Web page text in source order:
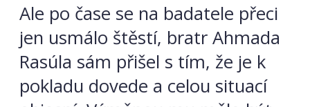
Ale po čase se na badatele přeci
jen usmálo štěstí, bratr Ahmada
Rasúla sám přišel s tím, že je k
pokladu dovede a celou situací